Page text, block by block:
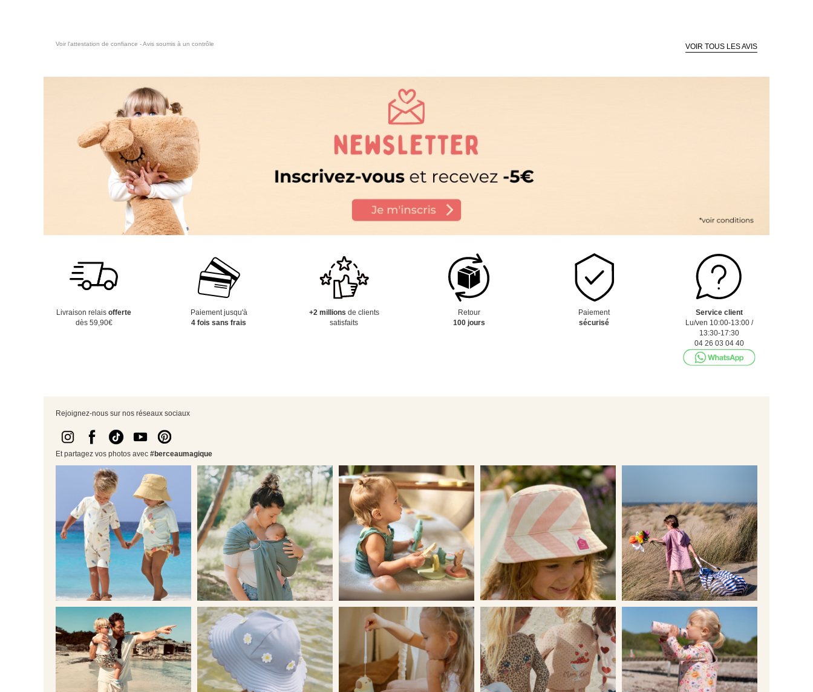
Voir l'attestation de confiance - Avis soumis à un contrôle VOIR TOUS LES AVIS
Livraison relaisofferte
dès 59,90€
Paiement jusqu'à
4 fois sans frais
+2 millions de clients
satisfaits
Retour
100 jours
Paiement
sécurisé
Service client
Lu/ven 10:00-13:00 /
13:30-17:30
04 26 03 04 40
Rejoignez-nous sur nos réseaux sociaux
Et partagez vos photos avec #berceaumagique